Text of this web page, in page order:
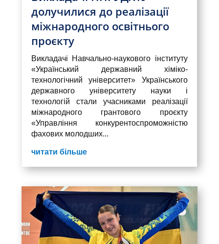
долучилися до реалізації
міжнародного освітнього
проєкту
Викладачі Навчально-наукового інституту
«Український державний хіміко-
технологічний університет» Українського
державного університету науки і
технологій стали учасниками реалізації
міжнародного грантового проєкту
«Управління конкурентоспроможністю
фахових молодших...
читати більше